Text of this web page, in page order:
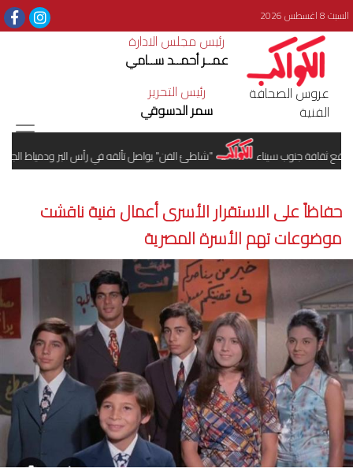
السبت 8 اغسطس 2026
عروس الصحافة
الفنية
رئيس مجلس الادارة
عمــر أحمــد ســامي
رئيس التحرير
سمر الدسوقي
جنوب سيناء "شاطئ الفن" يواصل تألقه في رأس البر ودمياط الجديدة
حفاظاً على الاستقرار الأسرى أعمال فنية ناقشت
موضوعات تهم الأسرة المصرية